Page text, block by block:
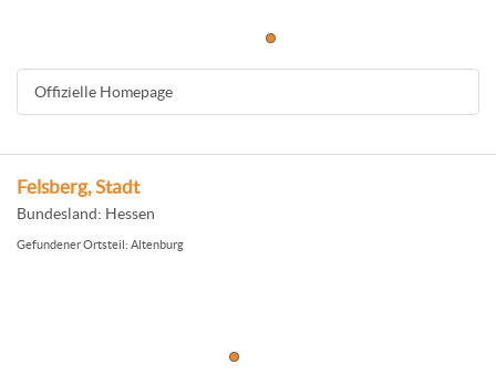
Offizielle Homepage
Felsberg, Stadt
Bundesland: Hessen
Gefundener Ortsteil: Altenburg